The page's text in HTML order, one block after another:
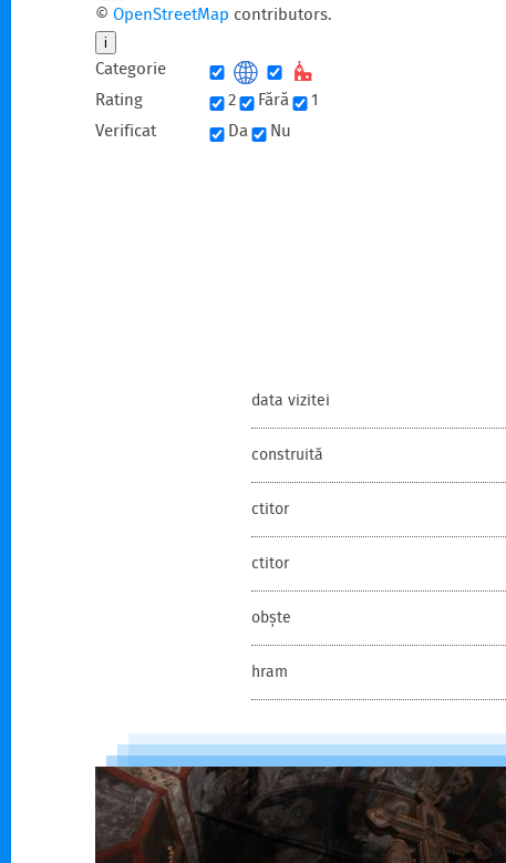
© OpenStreetMap contributors.
i
Categorie
Rating
2 Fără
1
Verificat
Da Nu
data vizitei
construită
ctitor
ctitor
obște
hram